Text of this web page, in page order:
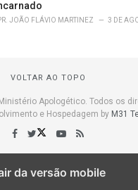
JOÃO FLÁVIO MARTINEZ 3 DE
VOLTAR AO TOPO
Apologético. Todos os
e Hospedagem by M31
da versão mobile